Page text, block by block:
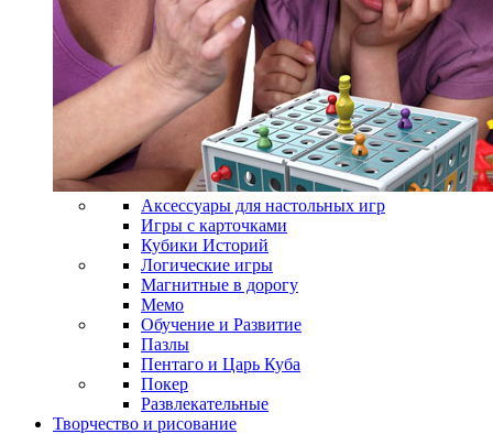
Аксессуары для настольных игр
Игры с карточками
Кубики Историй
Логические игры
Магнитные в дорогу
Мемо
Обучение и Развитие
Пазлы
Пентаго и Царь Куба
Покер
Развлекательные
Творчество и рисование